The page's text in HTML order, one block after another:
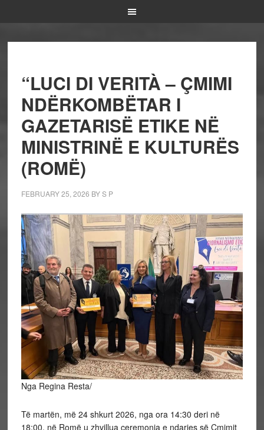
“LUCI DI VERITÀ – ÇMIMI
NDËRKOMBËTAR I
GAZETARISË ETIKE NË
MINISTRINË E KULTURËS
(ROMË)
FEBRUARY 25, 2026 BYS P
Nga Regina Resta/
Të martën, më 24 shkurt 2026, nga ora 14:30 deri në
18:00, në Romë u zhvillua ceremonia e ndarjes së Çmimit